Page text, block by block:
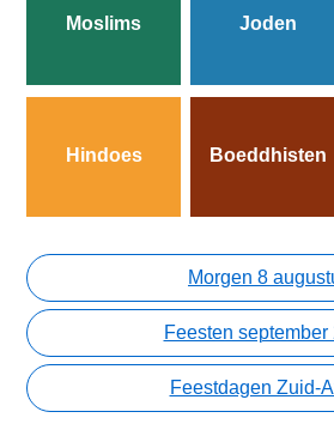
Moslims Joden
Hindoes Boeddhisten
Morgen 8
Feesten september
Feestdagen Zuid-